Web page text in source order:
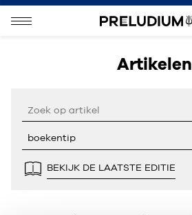
Artikelen
BEKIJK DE LAATSTE EDITIE